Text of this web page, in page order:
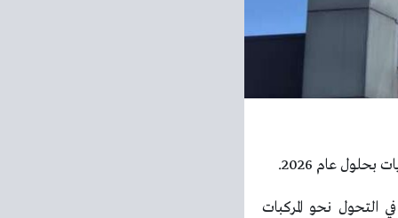
التحول نحو المركبات